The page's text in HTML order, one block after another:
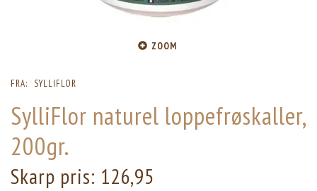
ZOOM
FRA: SYLLIFLOR
SylliFlor naturel loppefrøskaller,
200gr.
Skarp pris: 126,95